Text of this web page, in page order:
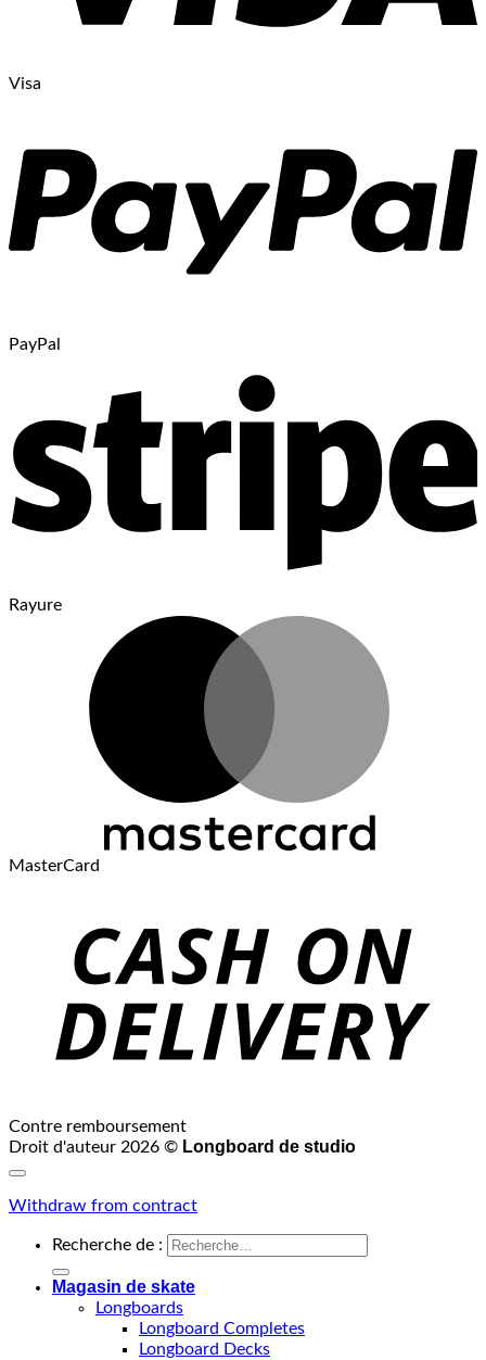
Visa
PayPal
Rayure
MasterCard
Contre remboursement
Droit d'auteur 2026 © Longboard de studio
Withdraw from contract
Recherche de :
Magasin de skate
Longboards
Longboard Completes
Longboard Decks